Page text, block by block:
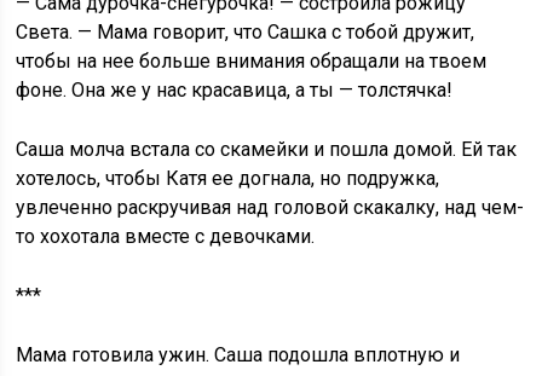
Света. — Мама говорит, что Сашка с тобой дружит,
чтобы на нее больше внимания обращали на твоем
фоне. Она же у нас красавица, а ты — толстячка!
Саша молча встала со скамейки и пошла домой. Ей так
хотелось, чтобы Катя ее догнала, но подружка,
увлеченно раскручивая над головой скакалку, над чем-
то хохотала вместе с девочками.
***
Мама готовила ужин. Саша подошла вплотную и